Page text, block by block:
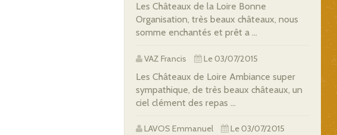
Les Châteaux de la Loire Bonne
Organisation, très beaux châteaux, nous
somme enchantés et prêt a ...
VAZ Francis Le 03/07/2015
Les Châteaux de Loire Ambiance super
sympathique, de très beaux châteaux, un
ciel clément des repas ...
LAVOS Emmanuel Le 03/07/2015